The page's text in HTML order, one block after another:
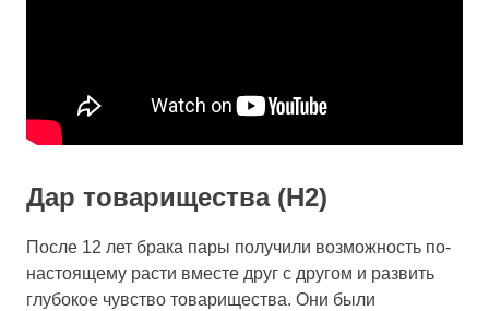
Дар товарищества (H2)
После 12 лет брака пары получили возможность по-
настоящему расти вместе друг с другом и развить
глубокое чувство товарищества. Они были